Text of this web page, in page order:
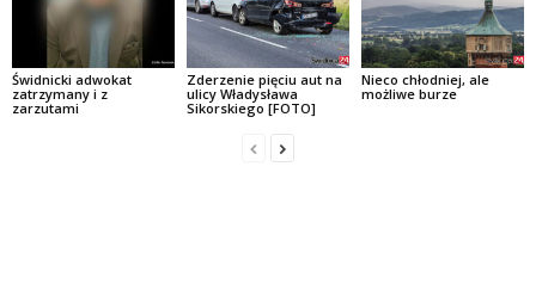
Świdnicki adwokat
zatrzymany i z
zarzutami
Zderzenie pięciu aut na
ulicy Władysława
Sikorskiego [FOTO]
Nieco chłodniej, ale
możliwe burze